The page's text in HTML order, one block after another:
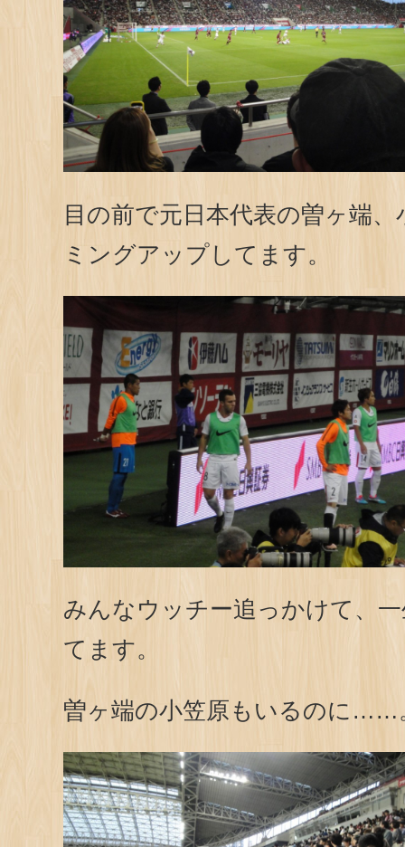
目の前で元日本代表の曽ヶ端
ミングアップしてます。
みんなウッチー追っかけて、
てます。
曽ヶ端の小笠原もいるのに……